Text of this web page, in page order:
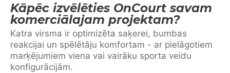
Kāpēc izvēlēties OnCourt savam
komerciālajam projektam?
Katra virsma ir optimizēta saķerei, bumbas
reakcijai un spēlētāju komfortam - ar pielāgotiem
marķējumiem viena vai vairāku sporta veidu
konfigurācijām.